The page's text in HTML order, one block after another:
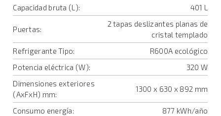
Capacidad bruta (L):
401 L
Puertas:
2 tapas deslizantes planas de
cristal templado
Refrigerante Tipo:
R600A ecológico
Potencia eléctrica (W):
320 W
Dimensiones exteriores
(AxFxH) mm:
1300 x 630 x 892 mm
Consumo energía: 877 kWh/año